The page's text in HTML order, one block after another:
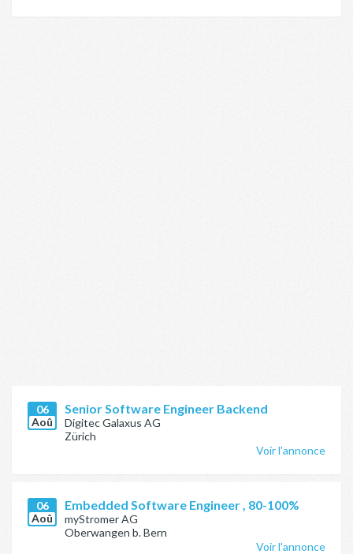
06
Aoû
Senior Software Engineer Backend
Digitec Galaxus AG
Zürich
Voir l'annonce
06
Aoû
Embedded Software Engineer , 80-100%
myStromer AG
Oberwangen b. Bern
Voir l'annonce